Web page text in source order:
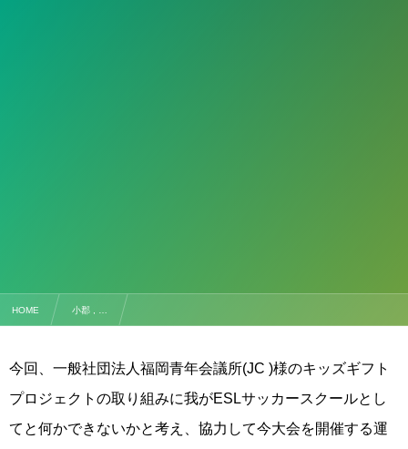
HOME 小郡 , …
今回、一般社団法人福岡青年会議所(JC )様のキッズギフト
プロジェクトの取り組みに我がESLサッカースクールとし
てと何かできないかと考え、協力して今大会を開催する運